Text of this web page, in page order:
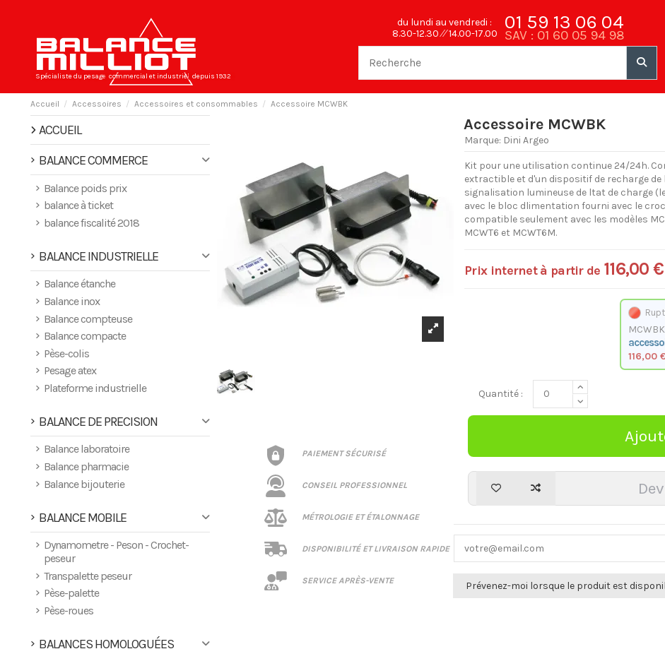
Spécialiste du pesage commercial et industriel depuis 1932
01 59 13 06 04
SAV : 01 60 05 94 98
du lundi au vendredi :
8.30-12.30 ⁄⁄ 14.00-17.00
Accueil Accessoires Accessoires et consommables Accessoire MCWBK
PAIEMENT SÉCURISÉ
CONSEIL PROFESSIONNEL
MÉTROLOGIE ET ÉTALONNAGE
DISPONIBILITÉ ET LIVRAISON RAPIDE
SERVICE APRÈS-VENTE
Accessoire MCWBK
Marque: Dini Argeo
Kit pour une utilisation continue 24/24h.
extractible et d'un dispositif de recharge de
signalisation lumineuse de ltat de charge
avec le bloc dlimentation fourni avec le
compatible seulement avec les modèles
MCWT6 et MCWT6M.
Prix internet à partir de 116,00 €
MCWBK
116,00
Quantité :
ACCUEIL
BALANCE COMMERCE
Balance poids prix
balance à ticket
balance fiscalité 2018
BALANCE INDUSTRIELLE
Balance étanche
Balance inox
Balance compteuse
Balance compacte
Pèse-colis
Pesage atex
Plateforme industrielle
BALANCE DE PRECISION
Balance laboratoire
Balance pharmacie
Balance bijouterie
BALANCE MOBILE
Dynamometre - Peson - Crochet-
peseur
Transpalette peseur
Pèse-palette
Pèse-roues
BALANCES HOMOLOGUÉES